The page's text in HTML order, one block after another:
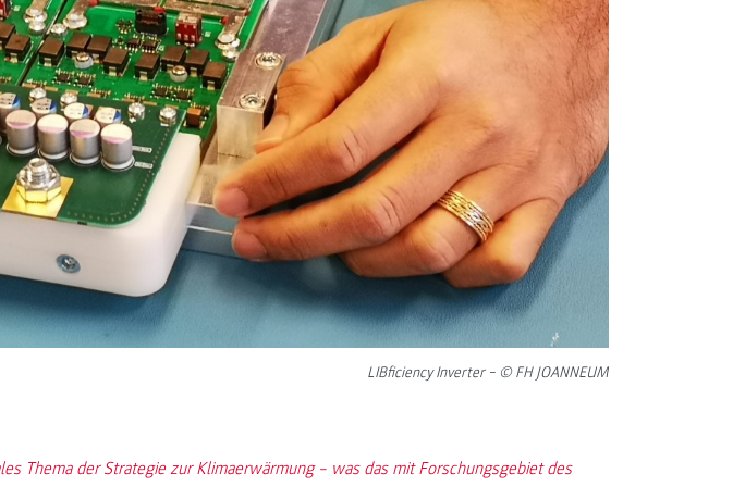
LIBficiency Inverter − © FH JOANNEUM
Thema der Strategie zur Klimaerwärmung – was das mit Forschungsgebiet des